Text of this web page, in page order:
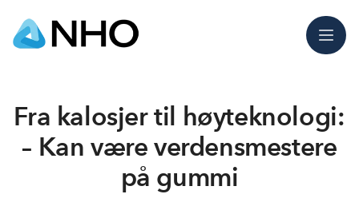
Meny
Fra kalosjer til høyteknologi:
– Kan være verdensmestere
på gummi